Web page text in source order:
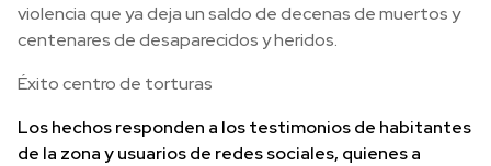
violencia que ya deja un saldo de decenas de muertos y
centenares de desaparecidos y heridos.
Éxito centro de torturas
Los hechos responden a los testimonios de habitantes
de la zona y usuarios de redes sociales, quienes a